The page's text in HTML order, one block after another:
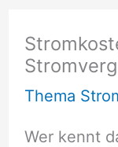
Thema
Wer kennt